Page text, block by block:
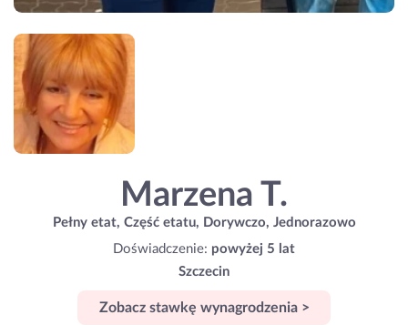
Marzena T.
Pełny etat, Część etatu, Dorywczo, Jednorazowo
Doświadczenie: powyżej 5 lat
Szczecin
Zobacz stawkę wynagrodzenia >